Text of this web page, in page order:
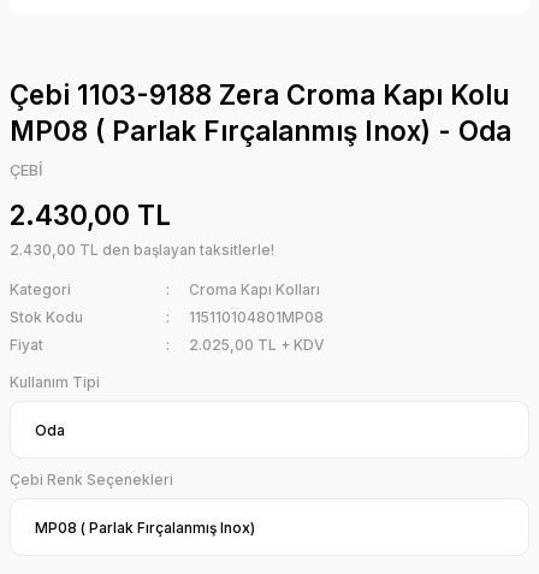
Çebi 1103-9188 Zera Croma Kapı Kolu
MP08 ( Parlak Fırçalanmış Inox) - Oda
ÇEBİ
2.430,00 TL
2.430,00 TL den başlayan taksitlerle!
Kategori
Croma Kapı Kolları
Stok Kodu
115110104801MP08
Fiyat
2.025,00 TL + KDV
Kullanım Tipi
Çebi Renk Seçenekleri